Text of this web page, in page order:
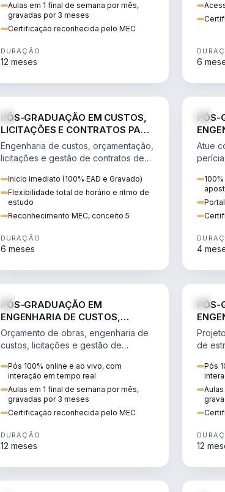
Aulas em 1 final de semana por mês,
gravadas por 3 meses
Certificação reconhecida pelo MEC
DURAÇÃO
12 meses 6
PÓS-GRADUAÇÃO EM CUSTOS,
LICITAÇÕES E CONTRATOS PARA
PROJETOS EM BIM
Engenharia de custos, orçamentação,
licitações e gestão de contratos de
estratégica.
Inicio imediato (100% EAD e Gravado)
Flexibilidade total de horário e ritmo de
estudo
Reconhecimento MEC, conceito 5
DURAÇÃO
6 meses
PÓS-
Atue
4
PÓS-GRADUAÇÃO EM
ENGENHARIA DE CUSTOS,
LICITAÇÕES E CONTRATOS EM
PROJETOS E OBRAS COM
ÊNFASE EM BIM
Orçamento de obras, engenharia de
custos, licitações e gestão de
obras públicas e privadas.
Pós 100% online e ao vivo, com
interação em tempo real
Aulas em 1 final de semana por mês,
gravadas por 3 meses
Certificação reconhecida pelo MEC
DURAÇÃO
12 meses
PÓS-
de
Pós
12